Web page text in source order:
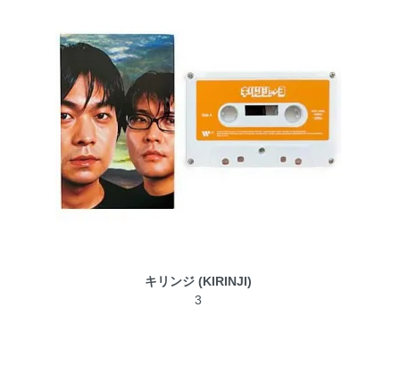
キリンジ (KIRINJI)
3